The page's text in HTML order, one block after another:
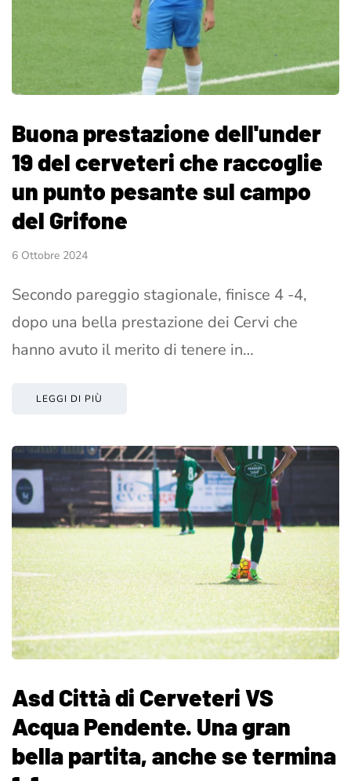
Buona prestazione dell'under
19 del cerveteri che raccoglie
un punto pesante sul campo
del Grifone
6 Ottobre 2024
Secondo pareggio stagionale, finisce 4 -4,
dopo una bella prestazione dei Cervi che
hanno avuto il merito di tenere in…
LEGGI DI PIÙ
Asd Città di Cerveteri VS
Acqua Pendente. Una gran
bella partita, anche se termina